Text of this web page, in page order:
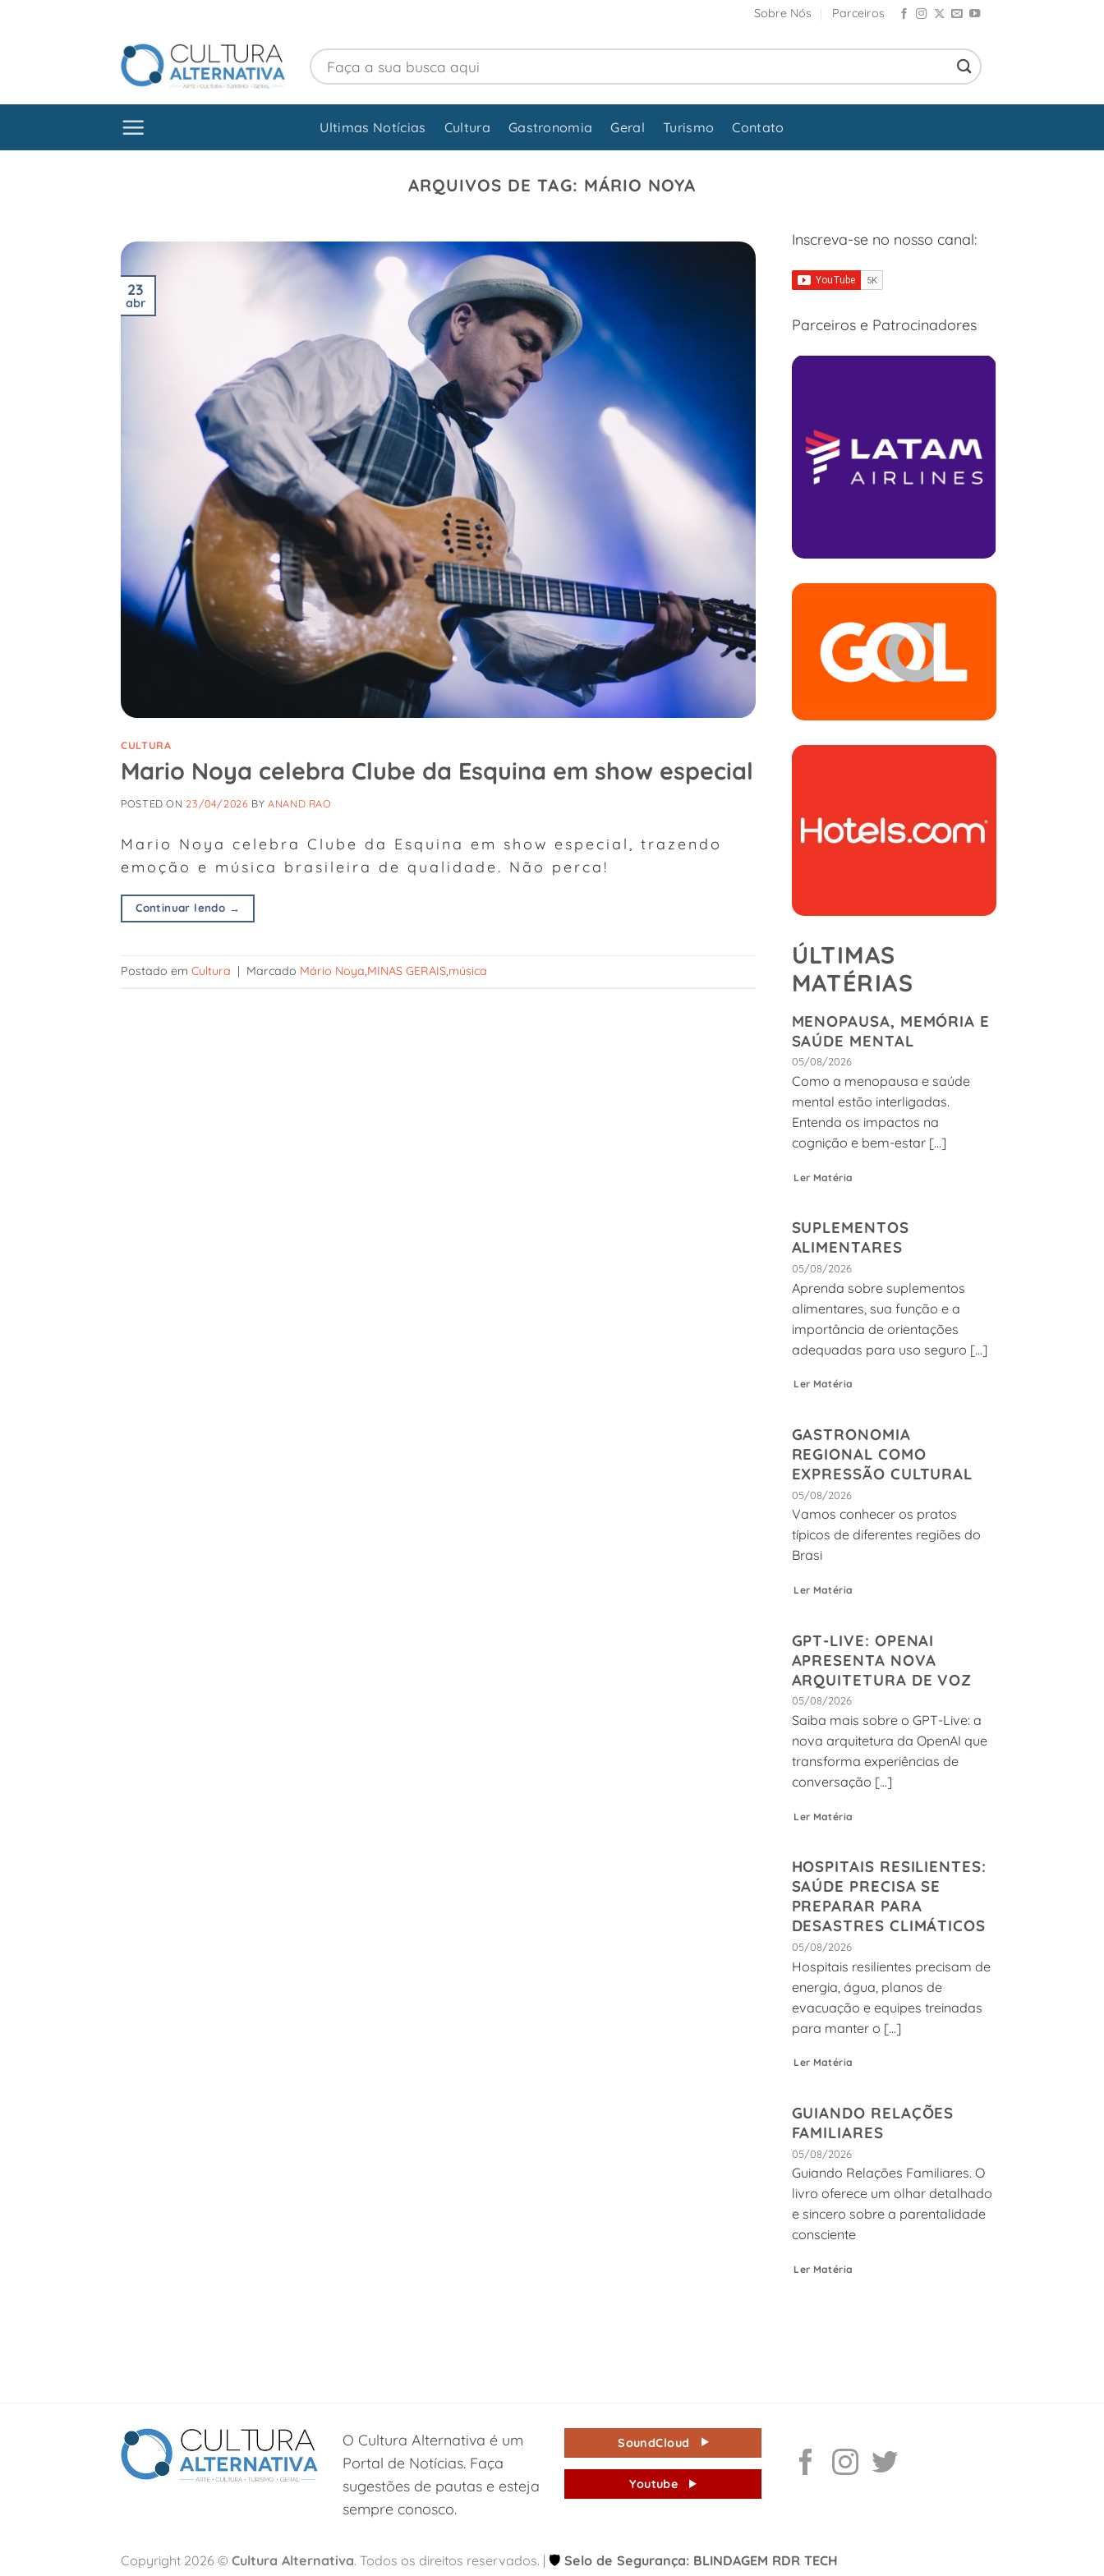
Sobre Nós Parceiros
Ultimas Notícias Cultura Gastronomia Geral Turismo Contato
ARQUIVOS DE TAG: MÁRIO NOYA
23
abr
CULTURA
Mario Noya celebra Clube da Esquina em show especial
POSTED ON 23/04/2026 BYANAND RAO
Mario Noya celebra Clube da Esquina em show especial, trazendo
emoção e música brasileira de qualidade. Não perca!
Continuar lendo →
Postado em Cultura | Marcado Mário Noya,MINAS GERAIS,música
Inscreva-se no nosso canal:
Parceiros e Patrocinadores
ÚLTIMAS
MATÉRIAS
MENOPAUSA, MEMÓRIA E
SAÚDE MENTAL
05/08/2026
Como a menopausa e saúde
mental estão interligadas.
Entenda os impactos na
cognição e bem-estar [...]
Ler Matéria
SUPLEMENTOS
ALIMENTARES
05/08/2026
Aprenda sobre suplementos
alimentares, sua função e a
importância de orientações
adequadas para uso seguro [...]
Ler Matéria
GASTRONOMIA
REGIONAL COMO
EXPRESSÃO CULTURAL
05/08/2026
Vamos conhecer os pratos
típicos de diferentes regiões do
Brasi
Ler Matéria
GPT-LIVE: OPENAI
APRESENTA NOVA
ARQUITETURA DE VOZ
05/08/2026
Saiba mais sobre o GPT-Live: a
nova arquitetura da OpenAI que
transforma experiências de
conversação [...]
Ler Matéria
HOSPITAIS RESILIENTES:
SAÚDE PRECISA SE
PREPARAR PARA
DESASTRES CLIMÁTICOS
05/08/2026
Hospitais resilientes precisam de
energia, água, planos de
evacuação e equipes treinadas
para manter o [...]
Ler Matéria
GUIANDO RELAÇÕES
FAMILIARES
05/08/2026
Guiando Relações Familiares. O
livro oferece um olhar detalhado
e sincero sobre a parentalidade
consciente
Ler Matéria
O Cultura Alternativa é um
Portal de Notícias. Faça
sugestões de pautas e esteja
sempre conosco.
SoundCloud
Youtube
Copyright 2026 © Cultura Alternativa. Todos os direitos reservados. | 🛡️ Selo de Segurança: BLINDAGEM RDR TECH